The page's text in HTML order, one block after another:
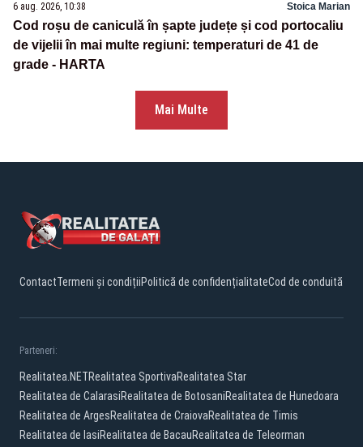
6 aug. 2026, 10:38 Stoica Marian
Cod roșu de caniculă în șapte județe și cod portocaliu
de vijelii în mai multe regiuni: temperaturi de 41 de
grade - HARTA
Mai Multe
ContactTermeni și condițiiPolitică de confidențialitateCod de conduită
Parteneri:
Realitatea.NETRealitatea SportivaRealitatea Star
Realitatea de CalarasiRealitatea de BotosaniRealitatea de Hunedoara
Realitatea de ArgesRealitatea de CraiovaRealitatea de Timis
Realitatea de IasiRealitatea de BacauRealitatea de Teleorman